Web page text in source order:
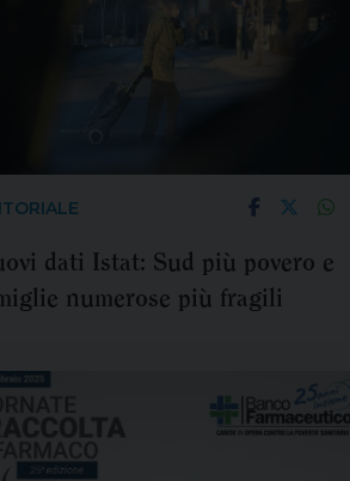
dati Istat: Sud più povero e
numerose più fragili